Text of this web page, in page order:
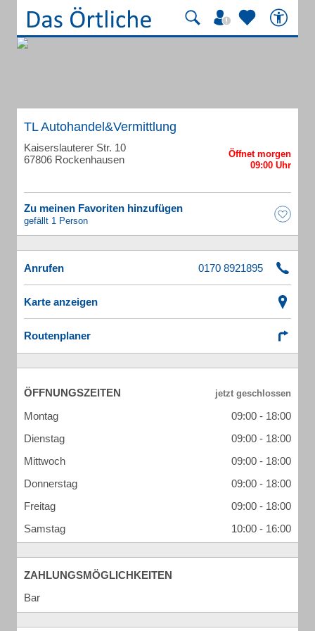
TL Autohandel&Vermittlung
Kaiserslauterer Str. 10
67806 Rockenhausen
Zu meinen Favoriten hinzufügen
gefällt 1 Person
Anrufen
Karte anzeigen
Routenplaner
ÖFFNUNGSZEITEN
Montag
09:00 - 18:00
Dienstag
09:00 - 18:00
Mittwoch
09:00 - 18:00
Donnerstag
09:00 - 18:00
Freitag
09:00 - 18:00
Samstag
10:00 - 16:00
ZAHLUNGSMÖGLICHKEITEN
Bar